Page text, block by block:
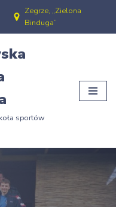
Zegrze, „Zielona
Binduga”
sportów